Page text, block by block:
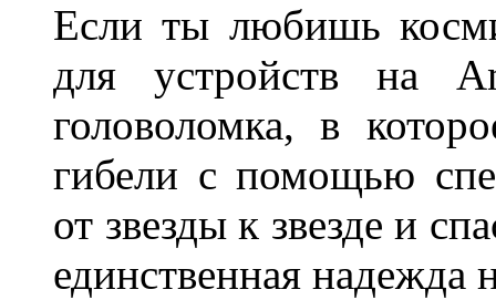
Если ты любишь
для устройств на
головоломка, в
гибели с помощью
от звезды к звезде и
единственная надежда